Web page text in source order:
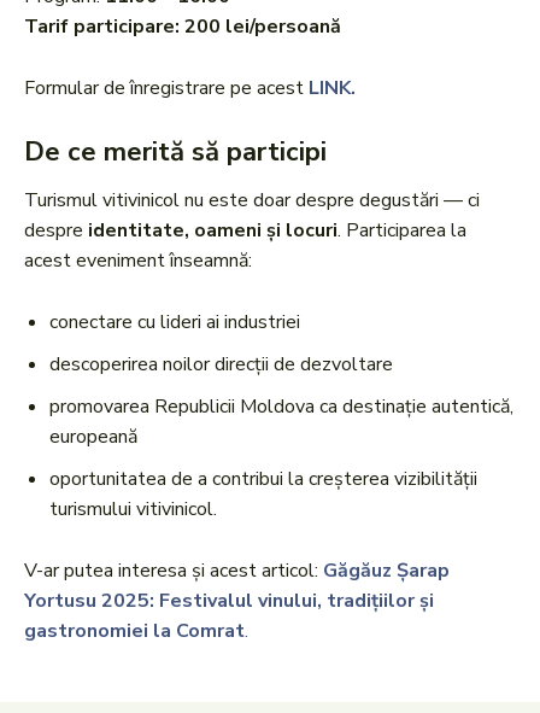
Tarif participare: 200 lei/persoană
Formular de înregistrare pe acest LINK.
De ce merită să participi
Turismul vitivinicol nu este doar despre degustări — ci
despre identitate, oameni și locuri. Participarea la
acest eveniment înseamnă:
conectare cu lideri ai industriei
descoperirea noilor direcții de dezvoltare
promovarea Republicii Moldova ca destinație autentică,
europeană
oportunitatea de a contribui la creșterea vizibilității
turismului vitivinicol.
V-ar putea interesa și acest articol: Găgăuz Şarap
Yortusu 2025: Festivalul vinului, tradițiilor și
gastronomiei la Comrat.